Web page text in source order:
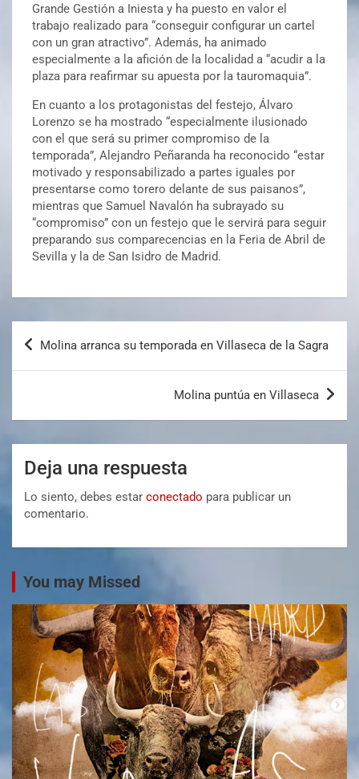
Grande Gestión a Iniesta y ha puesto en valor el
trabajo realizado para “conseguir configurar un cartel
con un gran atractivo”. Además, ha animado
especialmente a la afición de la localidad a “acudir a la
plaza para reafirmar su apuesta por la tauromaquia”.
En cuanto a los protagonistas del festejo, Álvaro
Lorenzo se ha mostrado “especialmente ilusionado
con el que será su primer compromiso de la
temporada”, Alejandro Peñaranda ha reconocido “estar
motivado y responsabilizado a partes iguales por
presentarse como torero delante de sus paisanos”,
mientras que Samuel Navalón ha subrayado su
“compromiso” con un festejo que le servirá para seguir
preparando sus comparecencias en la Feria de Abril de
Sevilla y la de San Isidro de Madrid.
Molina arranca su temporada en Villaseca de la Sagra
Molina puntúa en Villaseca
Deja una respuesta
Lo siento, debes estar conectado para publicar un
comentario.
You may Missed